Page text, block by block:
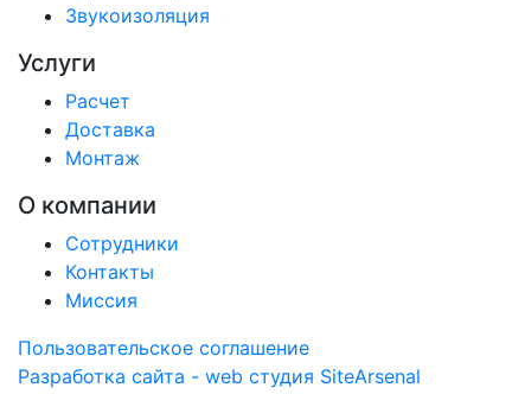
Звукоизоляция
Услуги
Расчет
Доставка
Монтаж
О компании
Сотрудники
Контакты
Миссия
Пользовательское соглашение
Разработка сайта - web студия SiteArsenal